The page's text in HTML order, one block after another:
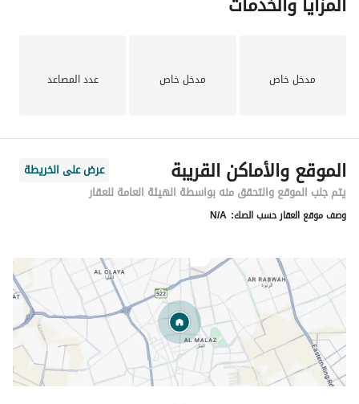
مدخل خاص مدخل خاص عدد المصاعد
الموقع والأماكن القريبة
عرض على الخريطة
يتم جلب الموقع والتحقق منه بواسطة الهيئة العامة للعقار
وصف موقع العقار حسب الصك: N/A